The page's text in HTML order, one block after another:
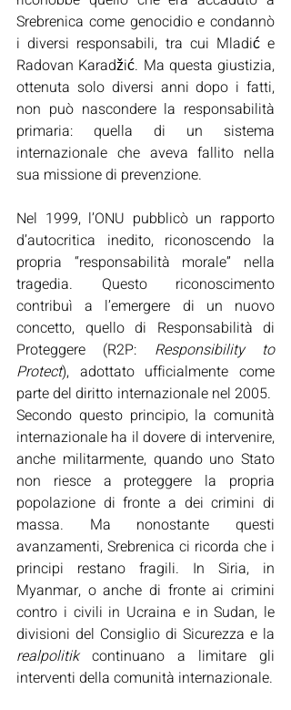
Srebrenica come genocidio e condannò
i diversi responsabili, tra cui Mladić e
Radovan Karadžić. Ma questa giustizia,
ottenuta solo diversi anni dopo i fatti,
non può nascondere la responsabilità
primaria: quella di un sistema
internazionale che aveva fallito nella
sua missione di prevenzione.
Nel 1999, l’ONU pubblicò un rapporto
d’autocritica inedito, riconoscendo la
propria “responsabilità morale” nella
tragedia. Questo riconoscimento
contribuì a l’emergere di un nuovo
concetto, quello di Responsabilità di
Proteggere (R2P: Responsibility to
Protect), adottato ufficialmente come
parte del diritto internazionale nel 2005.
Secondo questo principio, la comunità
internazionale ha il dovere di intervenire,
anche militarmente, quando uno Stato
non riesce a proteggere la propria
popolazione di fronte a dei crimini di
massa. Ma nonostante questi
avanzamenti, Srebrenica ci ricorda che i
principi restano fragili. In Siria, in
Myanmar, o anche di fronte ai crimini
contro i civili in Ucraina e in Sudan, le
realpolitik continuano a limitare gli
interventi della comunità internazionale.